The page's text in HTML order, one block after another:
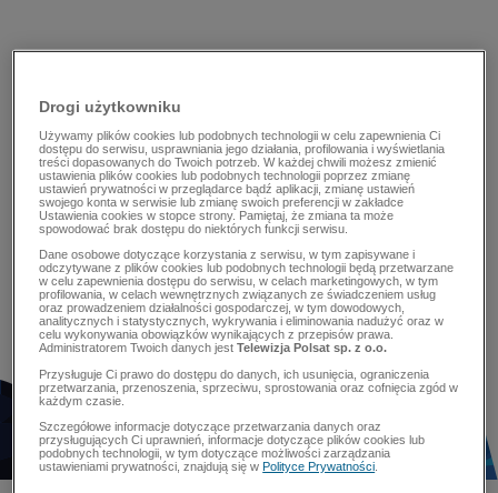
Drogi użytkowniku
Używamy plików cookies lub podobnych technologii w celu zapewnienia Ci
dostępu do serwisu, usprawniania jego działania, profilowania i wyświetlania
treści dopasowanych do Twoich potrzeb. W każdej chwili możesz zmienić
ustawienia plików cookies lub podobnych technologii poprzez zmianę
ustawień prywatności w przeglądarce bądź aplikacji, zmianę ustawień
swojego konta w serwisie lub zmianę swoich preferencji w zakładce
Ustawienia cookies w stopce strony. Pamiętaj, że zmiana ta może
spowodować brak dostępu do niektórych funkcji serwisu.
Dane osobowe dotyczące korzystania z serwisu, w tym zapisywane i
odczytywane z plików cookies lub podobnych technologii będą przetwarzane
w celu zapewnienia dostępu do serwisu, w celach marketingowych, w tym
profilowania, w celach wewnętrznych związanych ze świadczeniem usług
oraz prowadzeniem działalności gospodarczej, w tym dowodowych,
analitycznych i statystycznych, wykrywania i eliminowania nadużyć oraz w
celu wykonywania obowiązków wynikających z przepisów prawa.
Administratorem Twoich danych jestTelewizja Polsat sp. z o.o.
Przysługuje Ci prawo do dostępu do danych, ich usunięcia, ograniczenia
przetwarzania, przenoszenia, sprzeciwu, sprostowania oraz cofnięcia zgód w
każdym czasie.
Szczegółowe informacje dotyczące przetwarzania danych oraz
przysługujących Ci uprawnień, informacje dotyczące plików cookies lub
podobnych technologii, w tym dotyczące możliwości zarządzania
ustawieniami prywatności, znajdują się wPolityce Prywatności